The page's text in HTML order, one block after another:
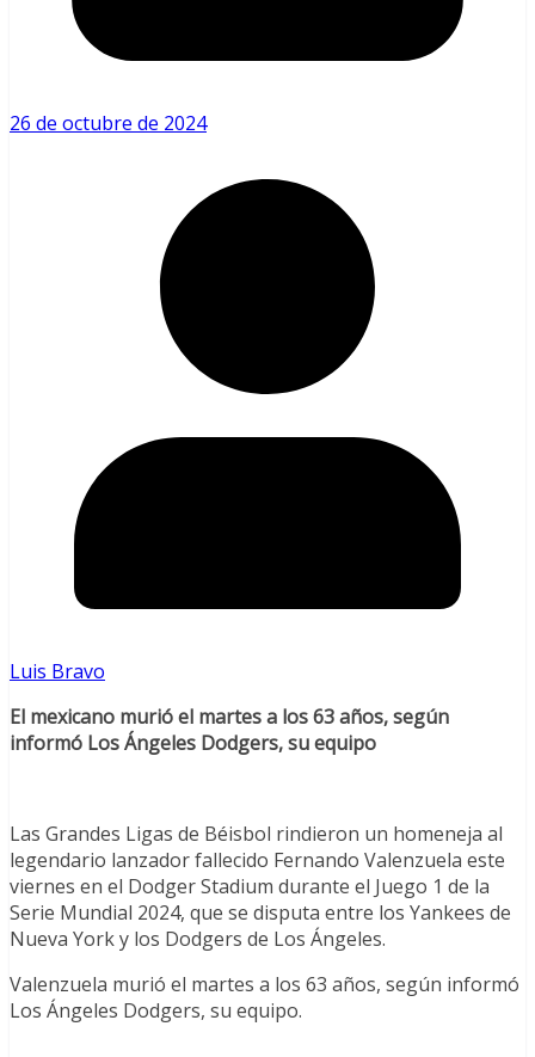
26 de octubre de 2024
Luis Bravo
El mexicano murió el martes a los 63 años, según
informó Los Ángeles Dodgers, su equipo
Las Grandes Ligas de Béisbol rindieron un homeneja al
legendario lanzador fallecido Fernando Valenzuela este
viernes en el Dodger Stadium durante el Juego 1 de la
Serie Mundial 2024, que se disputa entre los Yankees de
Nueva York y los Dodgers de Los Ángeles.
Valenzuela murió el martes a los 63 años, según informó
Los Ángeles Dodgers, su equipo.